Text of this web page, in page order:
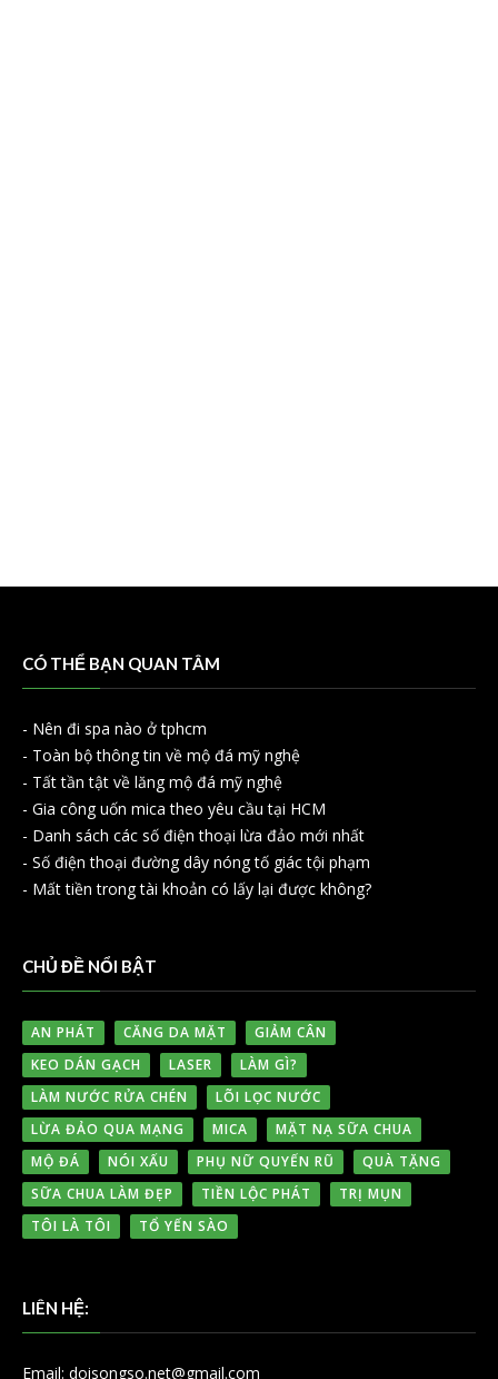
CÓ THỂ BẠN QUAN TÂM
- Nên đi spa nào ở tphcm
- Toàn bộ thông tin về mộ đá mỹ nghệ
- Tất tần tật về lăng mộ đá mỹ nghệ
- Gia công uốn mica theo yêu cầu tại HCM
- Danh sách các số điện thoại lừa đảo mới nhất
- Số điện thoại đường dây nóng tố giác tội phạm
- Mất tiền trong tài khoản có lấy lại được không?
CHỦ ĐỀ NỔI BẬT
AN PHÁT CĂNG DA MẶT
GIẢM CÂN
KEO DÁN GẠCH
LASER
LÀM GÌ?
LÀM NƯỚC RỬA CHÉN
LÕI LỌC NƯỚC
LỪA ĐẢO QUA MẠNG
MICA
MẶT NẠ SỮA CHUA
MỘ ĐÁ
NÓI XẤU PHỤ NỮ QUYẾN RŨ
QUÀ TẶNG
SỮA CHUA LÀM ĐẸP
TIỀN LỘC PHÁT
TRỊ MỤN
TÔI LÀ TÔI
TỔ YẾN SÀO
LIÊN HỆ:
Email: doisongso.net@gmail.com